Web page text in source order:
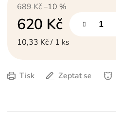
689 Kč–10 %
620 Kč
Měrná cena:
10,33 Kč / 1 ks
Tisk Zeptat se